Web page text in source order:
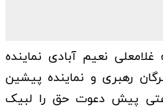
نعیم آبادی نماینده
رهبری و نماینده پیشین
پیش دعوت حق را لبیک